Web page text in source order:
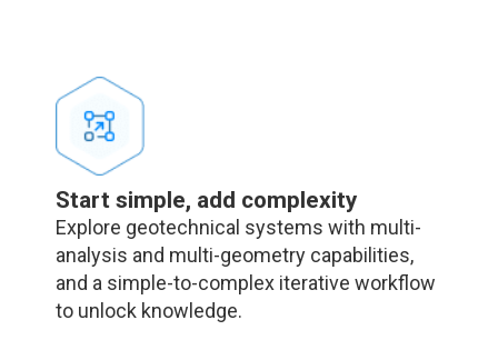
Start simple, add complexity
Explore geotechnical systems with multi-
analysis and multi-geometry capabilities,
and a simple-to-complex iterative workflow
to unlock knowledge.